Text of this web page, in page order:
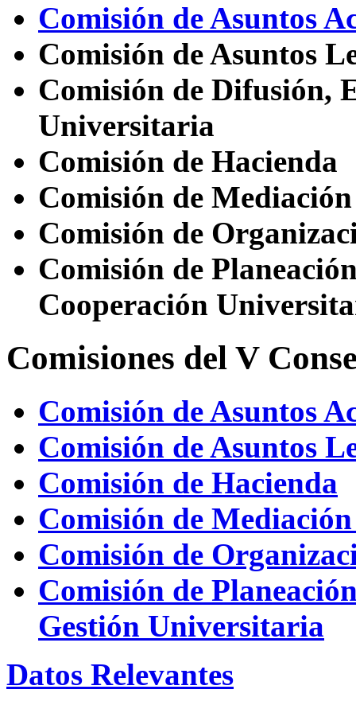
Comisión de Asuntos
Comisión de Asuntos
Comisión de Difusión,
Universitaria
Comisión de Hacienda
Comisión de
Comisión de
Comisión de
Cooperación
Comisiones del V
Comisión de Asuntos
Comisión de Asuntos
Comisión de Hacienda
Comisión de
Comisión de
Comisión de
Gestión Universitaria
Datos Relevantes